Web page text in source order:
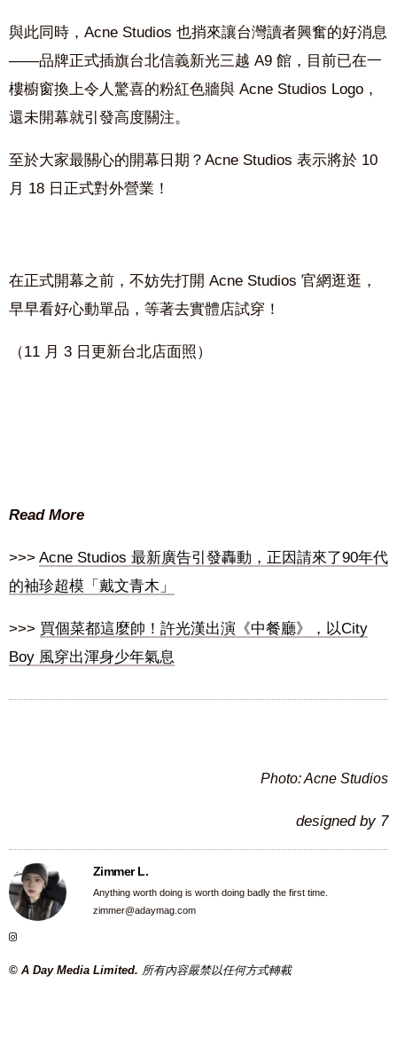
與此同時，Acne Studios 也捎來讓台灣讀者興奮的好消息
——品牌正式插旗台北信義新光三越 A9 館，目前已在一
樓櫥窗換上令人驚喜的粉紅色牆與 Acne Studios Logo，
還未開幕就引發高度關注。
至於大家最關心的開幕日期？Acne Studios 表示將於 10
月 18 日正式對外營業！
在正式開幕之前，不妨先打開 Acne Studios 官網逛逛，
早早看好心動單品，等著去實體店試穿！
（11 月 3 日更新台北店面照）
Read More
>>> Acne Studios 最新廣告引發轟動，正因請來了90年代
的袖珍超模「戴文青木」
>>> 買個菜都這麼帥！許光漢出演《中餐廳》，以City
Boy 風穿出渾身少年氣息
Photo: Acne Studios
designed by 7
Zimmer L.
Anything worth doing is worth doing badly the first time.
zimmer@adaymag.com
© A Day Media Limited. 所有內容嚴禁以任何方式轉載